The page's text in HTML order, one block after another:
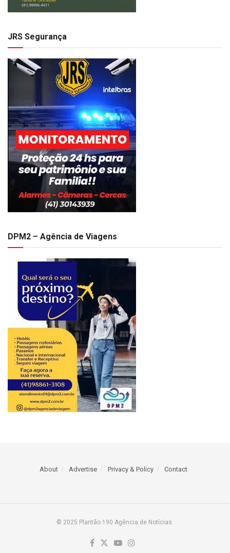
JRS Segurança
DPM2 – Agência de Viagens
About Advertise Privacy & Policy Contact
© 2025 Plantão 190 Agência de Notícias.